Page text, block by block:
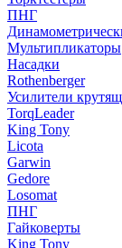
ПНГ
Мультипликаторы
Насадки
Rothenberger
Усилители
TorqLeader
King Tony
Licota
Garwin
Gedore
Losomat
ПНГ
Гайковерты
King Tony